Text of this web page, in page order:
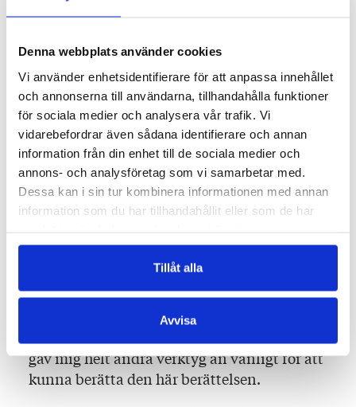
Denna webbplats använder cookies
Vi använder enhetsidentifierare för att anpassa innehållet
och annonserna till användarna, tillhandahålla funktioner
för sociala medier och analysera vår trafik. Vi
vidarebefordrar även sådana identifierare och annan
information från din enhet till de sociala medier och
annons- och analysföretag som vi samarbetar med.
Dessa kan i sin tur kombinera informationen med annan
information som du har tillhandahållit eller som de har
Tillåt alla
Avvisa
mycket i samhället.
Jag är en stor vän av det klassiska reportaget
Vilken är den största skillnaden mellan
att arbeta som journalist och skriva en
bok?
– Den stora skillnaden handlar om tid. I mitt
äntligen den tid som krävdes för att försöka
gå på djupet och berätta allt det jag kan och
vill om det ryska samhället. Jag är en stor
gav mig helt andra verktyg än vanligt för att
kunna berätta den här berättelsen.